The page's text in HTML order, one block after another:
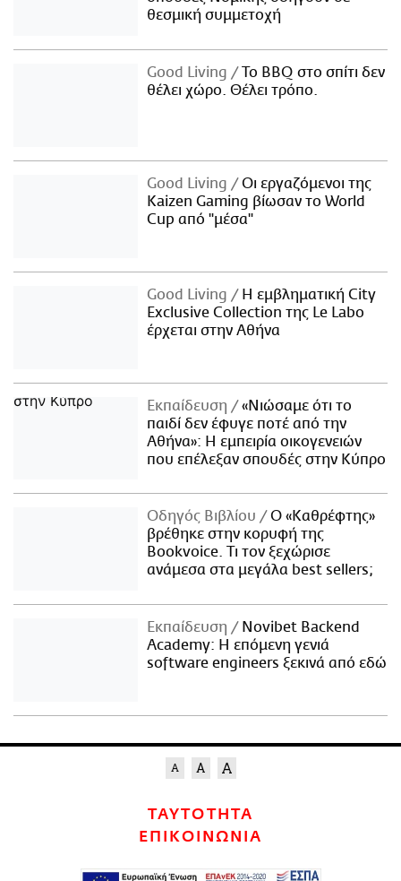
θεσμική συμμετοχή
Good Living
Το BBQ στο σπίτι δεν
θέλει χώρο. Θέλει τρόπο.
Good Living
Οι εργαζόμενοι της
Kaizen Gaming βίωσαν το World
Cup από "μέσα"
Good Living
Η εμβληματική City
Exclusive Collection της Le Labo
έρχεται στην Αθήνα
Εκπαίδευση
«Νιώσαμε ότι το
παιδί δεν έφυγε ποτέ από την
Αθήνα»: Η εμπειρία οικογενειών
που επέλεξαν σπουδές στην Κύπρο
Οδηγός Βιβλίου
Ο «Καθρέφτης»
βρέθηκε στην κορυφή της
Bookvoice. Τι τον ξεχώρισε
ανάμεσα στα μεγάλα best sellers;
Εκπαίδευση
Novibet Backend
Academy: Η επόμενη γενιά
software engineers ξεκινά από εδώ
ΤΑΥΤΟΤΗΤΑ
ΕΠΙΚΟΙΝΩΝΙΑ